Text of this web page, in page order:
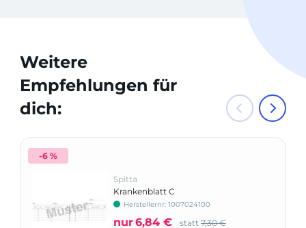
Weitere
Empfehlungen für
dich:
-6 %
Spitta
Krankenblatt C
Herstellernr: 1007024100
nur6,84 € statt 7,30 €